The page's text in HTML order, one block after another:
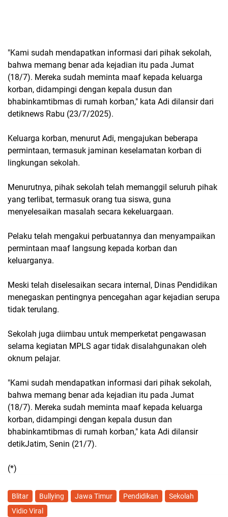
"Kami sudah mendapatkan informasi dari pihak sekolah,
bahwa memang benar ada kejadian itu pada Jumat
(18/7). Mereka sudah meminta maaf kepada keluarga
korban, didampingi dengan kepala dusun dan
bhabinkamtibmas di rumah korban," kata Adi dilansir dari
detiknews Rabu (23/7/2025).
Keluarga korban, menurut Adi, mengajukan beberapa
permintaan, termasuk jaminan keselamatan korban di
lingkungan sekolah.
Menurutnya, pihak sekolah telah memanggil seluruh pihak
yang terlibat, termasuk orang tua siswa, guna
menyelesaikan masalah secara kekeluargaan.
Pelaku telah mengakui perbuatannya dan menyampaikan
permintaan maaf langsung kepada korban dan
keluarganya.
Meski telah diselesaikan secara internal, Dinas Pendidikan
menegaskan pentingnya pencegahan agar kejadian serupa
tidak terulang.
Sekolah juga diimbau untuk memperketat pengawasan
selama kegiatan MPLS agar tidak disalahgunakan oleh
oknum pelajar.
"Kami sudah mendapatkan informasi dari pihak sekolah,
bahwa memang benar ada kejadian itu pada Jumat
(18/7). Mereka sudah meminta maaf kepada keluarga
korban, didampingi dengan kepala dusun dan
bhabinkamtibmas di rumah korban," kata Adi dilansir
detikJatim, Senin (21/7).
(*)
Blitar Bullying Jawa Timur Pendidikan
Sekolah
Vidio Viral